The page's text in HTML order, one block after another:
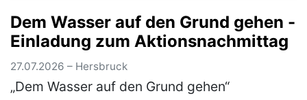
"Der B…(mehr)
Dem Wasser auf den Grund gehen -
Einladung zum Aktionsnachmittag
27.07.2026 – Hersbruck
„Dem Wasser auf den Grund gehen“